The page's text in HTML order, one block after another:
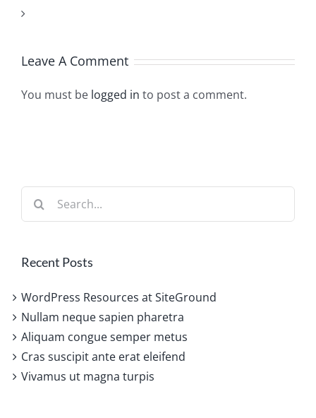
Leave A Comment
You must be logged in to post a comment.
Search
Recent Posts
WordPress Resources at SiteGround
Nullam neque sapien pharetra
Aliquam congue semper metus
Cras suscipit ante erat eleifend
Vivamus ut magna turpis